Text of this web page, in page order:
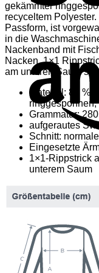
gekämmter
recyceltem
Passform, ist
in die
Nackenband mit
Nacken, 1×1
am unteren Saum
Material: 85 %
Grammatur: 280
aufgerautes
Schnitt:
Eingesetzte
1×1-Rippstrick
unterem Saum